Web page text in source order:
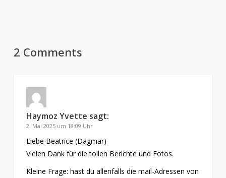
2 Comments
Haymoz Yvette sagt:
2. Mai 2025 um 18:09 Uhr
Liebe Beatrice (Dagmar)
Vielen Dank für die tollen Berichte und Fotos.
Kleine Frage: hast du allenfalls die mail-Adressen von